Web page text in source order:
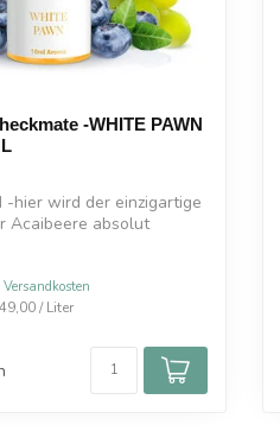
-WHITE PAWN
-hier wird der einzigartige
Acaibeere absolut
Versandkosten
/ Liter